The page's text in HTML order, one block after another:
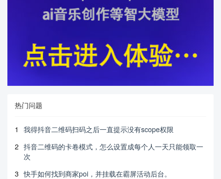
热门问题
1
我得抖音二维码扫码之后一直提示没有scope权限
2 抖音二维码的卡卷模式，怎么设置成每个人一天只能领取一
次
3 快手如何找到商家poi，并挂载在霸屏活动后台。